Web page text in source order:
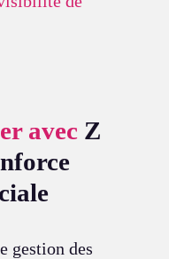
avecZ
gestion des